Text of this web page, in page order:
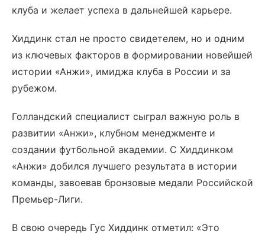
клуба и желает успеха в дальнейшей карьере.
Хиддинк стал не просто свидетелем, но и одним
из ключевых факторов в формировании новейшей
истории «Анжи», имиджа клуба в России и за
рубежом.
Голландский специалист сыграл важную роль в
развитии «Анжи», клубном менеджменте и
создании футбольной академии. С Хиддинком
«Анжи» добился лучшего результата в истории
команды, завоевав бронзовые медали Российской
Премьер-Лиги.
В свою очередь Гус Хиддинк отметил: «Это